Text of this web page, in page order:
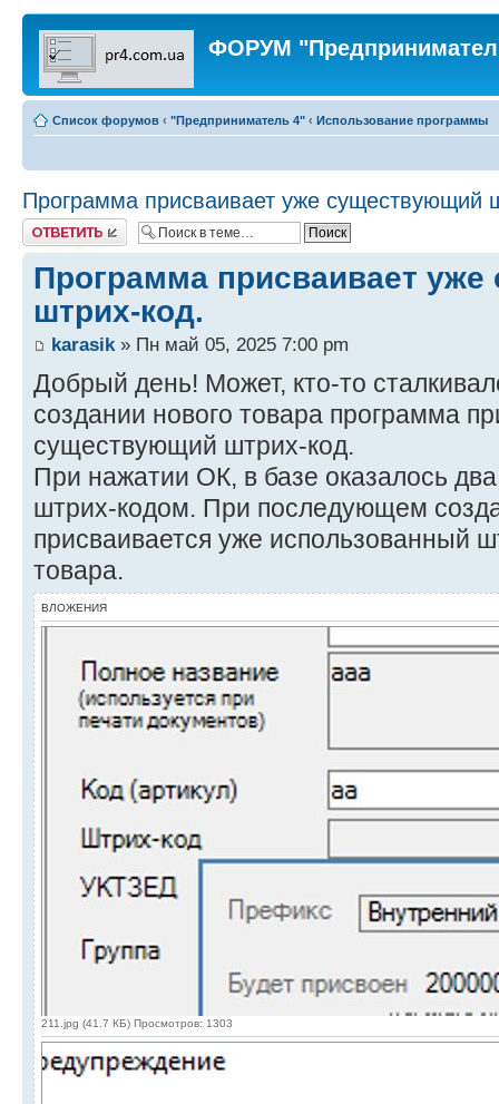
ФОРУМ
Список форумов ‹ "Предприниматель 4" ‹ Использование программы
Программа присваивает уже существующий
Ответить
Программа присваивает
штрих-код.
karasik» Пн май 05, 2025 7:00 pm
Добрый день! Может, кто-то
создании нового товара программа
существующий штрих-код.
При нажатии ОК, в базе оказалось
штрих-кодом. При последующем
присваивается уже использованный
товара.
ВЛОЖЕНИЯ
211.jpg (41.7 КБ) Просмотров: 1303